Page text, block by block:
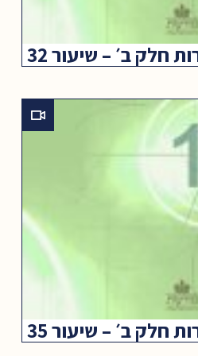
חלק ב׳ – שיעור 32
חלק ב׳ – שיעור 35